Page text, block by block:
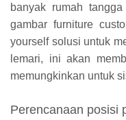
banyak rumah
gambar furniture
yourself solusi untuk
lemari, ini akan
memungkinkan untuk
Perencanaan posisi